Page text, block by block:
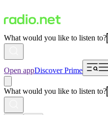
What would you like to listen to?
Open appDiscover Prime
What would you like to listen to?